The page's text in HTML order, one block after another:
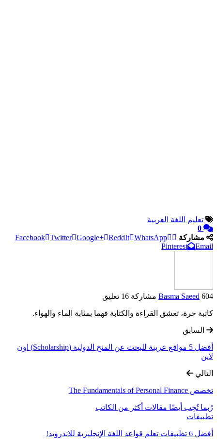
تعليم اللغة العربية
0
مشاركة
Facebook Twitter Google+ ReddIt WhatsApp
Pinterest
Email
Basma Saeed 604 مشاركة 16 تعليق
كاتبة حرة، تعشق القراءة والكتابة فهما بمثابة الماء والهواء.
السابق
أفضل 5 مواقع عربية للبحث عن المنح الدولية (Scholarship) اون
لاين
التالي
تخصص The Fundamentals of Personal Finance
رُبما تُحِب أيضًا مقالات أكثر من الكاتب
تطبيقات
أفضل 6 تطبيقات تعلم قواعد اللغة الإنجليزية للاندرويد!